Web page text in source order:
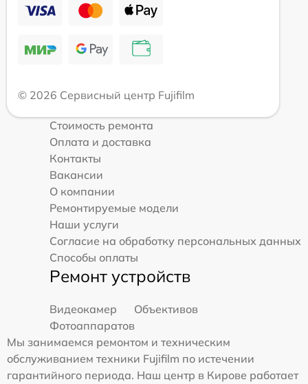
© 2026 Сервисный центр Fujifilm
Стоимость ремонта
Оплата и доставка
Контакты
Вакансии
О компании
Ремонтируемые модели
Наши услуги
Согласие на обработку персональных данных
Способы оплаты
Ремонт устройств
Видеокамер
Объективов
Фотоаппаратов
Мы занимаемся ремонтом и техническим
обслуживанием техники Fujifilm по истечении
гарантийного периода. Наш центр в Кирове работает